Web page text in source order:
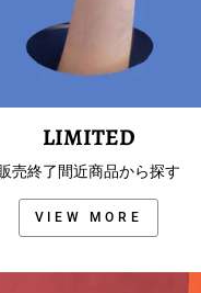
LIMITED
売終了間近商品から探す
VIEW MORE